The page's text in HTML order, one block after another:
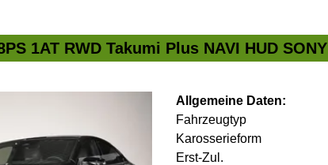
1AT RWD Takumi Plus NAVI HUD SONY
Allgemeine Daten:
Fahrzeugtyp
Karosserieform
Erst-Zul.